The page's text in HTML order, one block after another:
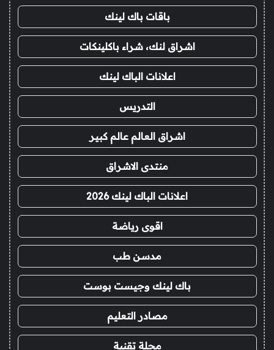
باقات باك لينك
اشراق لنك، شراء باكلينكات
اعلانات الباك لينك
التدريس
اشراق العالم عالم كبير
منتدى الاشراق
اعلانات الباك لينك 2026
اقوى رياضة
مدسن طب
باك لينك وجيست بوست
مصادر التعليم
مجلة تقنية